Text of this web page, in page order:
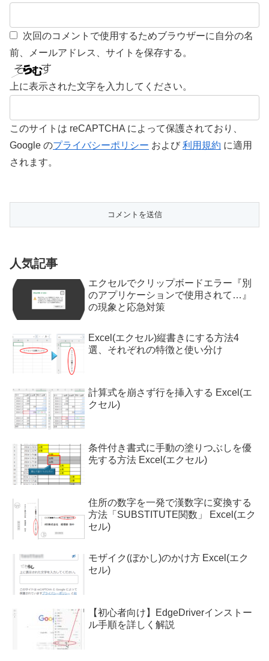
次回のコメントで使用するためブラウザーに自分の名
前、メールアドレス、サイトを保存する。
上に表示された文字を入力してください。
このサイトは reCAPTCHA によって保護されており、
Google のプライバシーポリシー および 利用規約 に適用
されます。
人気記事
エクセルでクリップボードエラー『別
のアプリケーションで使用されて…』
の現象と応急対策
Excel(エクセル)縦書きにする方法4
選、それぞれの特徴と使い分け
計算式を崩さず行を挿入する Excel(エ
クセル)
条件付き書式に手動の塗りつぶしを優
先する方法 Excel(エクセル)
住所の数字を一発で漢数字に変換する
方法「SUBSTITUTE関数」 Excel(エク
セル)
モザイク(ぼかし)のかけ方 Excel(エク
セル)
【初心者向け】EdgeDriverインストー
ル手順を詳しく解説